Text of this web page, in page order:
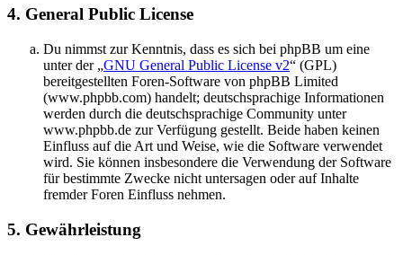
4. General Public License
Du nimmst zur Kenntnis, dass es sich bei phpBB um eine
unter der „GNU General Public License v2“ (GPL)
bereitgestellten Foren-Software von phpBB Limited
(www.phpbb.com) handelt; deutschsprachige Informationen
werden durch die deutschsprachige Community unter
www.phpbb.de zur Verfügung gestellt. Beide haben keinen
Einfluss auf die Art und Weise, wie die Software verwendet
wird. Sie können insbesondere die Verwendung der Software
für bestimmte Zwecke nicht untersagen oder auf Inhalte
fremder Foren Einfluss nehmen.
5. Gewährleistung